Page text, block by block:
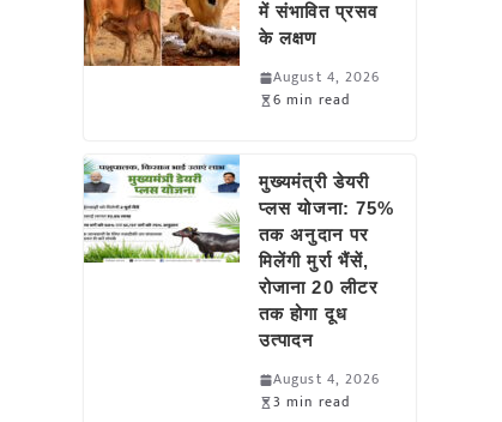
में संभावित प्रसव
के लक्षण
August 4, 2026
6 min read
मुख्यमंत्री डेयरी
प्लस योजना: 75%
तक अनुदान पर
मिलेंगी मुर्रा भैंसें,
रोजाना 20 लीटर
तक होगा दूध
उत्पादन
August 4, 2026
3 min read